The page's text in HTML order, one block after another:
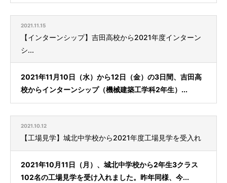
2021.11.15
【インターンシップ】吉田高校から2021年度インターン
シ...
2021年11月10日（水）から12日（金）の3日間、吉田高
校からインターンシップ（機械建築工学科2年生）...
2021.10.12
【工場見学】城北中学校から2021年度工場見学を受入れ
2021年10月11日（月）、城北中学校から2年生3クラス
102名の工場見学を受け入れました。昨年同様、今...